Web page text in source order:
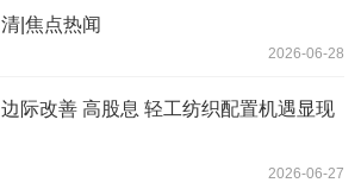
清|焦点热闻
2026-06-28
边际改善 高股息 轻工纺织配置机遇显现
2026-06-27